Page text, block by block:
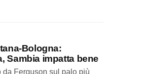
Bologna:
Sambia impatta bene
da Ferguson sul palo più